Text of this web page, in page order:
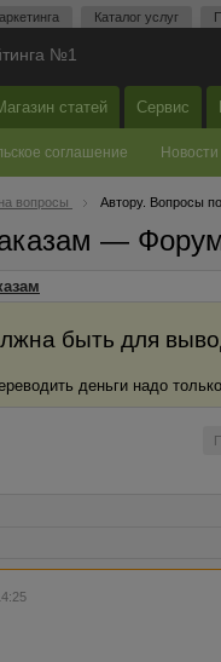
Каталог услуг
№1
статей Сервис
соглашение Новости
вопросы Автору. Вопросы
—
быть для
деньги надо